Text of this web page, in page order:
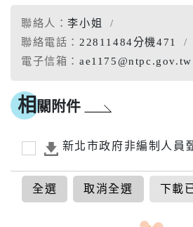
聯絡人：李小姐
聯絡電話： 22811484分機471
電子信箱： ae1175@ntpc.gov.tw
相 關附件
新北市政府非編制人員
全選 取消全選 下載